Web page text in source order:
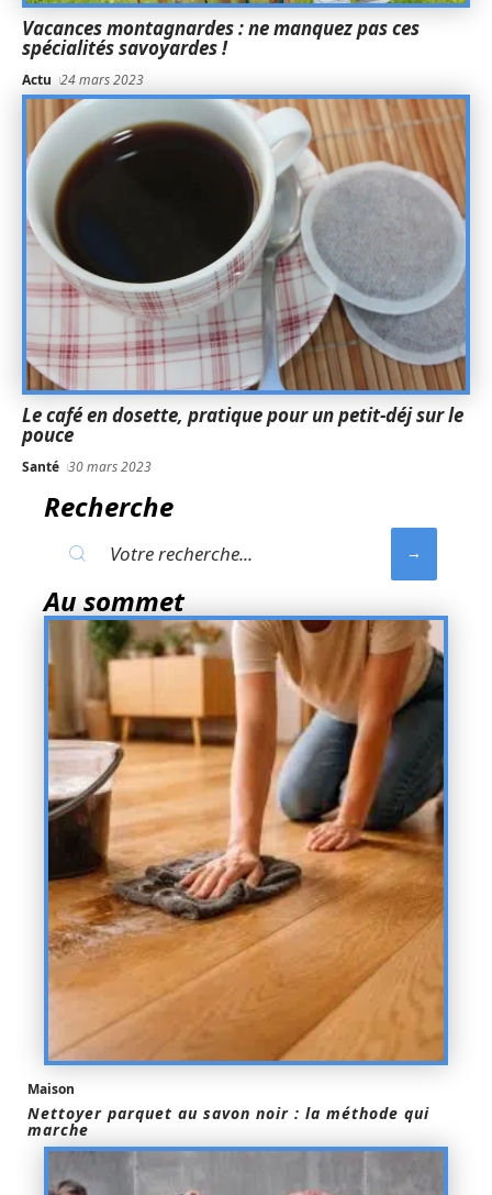
Vacances montagnardes : ne manquez pas ces
spécialités savoyardes !
Actu 24 mars 2023
Le café en dosette, pratique pour un petit-déj sur le
pouce
Santé 30 mars 2023
Recherche
Au sommet
Maison
Nettoyer parquet au savon noir : la méthode qui
marche